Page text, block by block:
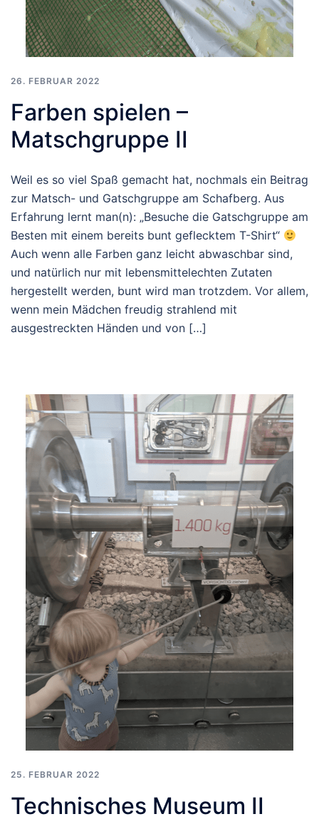
26. FEBRUAR 2022
Farben spielen –
Matschgruppe II
Weil es so viel Spaß gemacht hat, nochmals ein Beitrag
zur Matsch- und Gatschgruppe am Schafberg. Aus
Erfahrung lernt man(n): „Besuche die Gatschgruppe am
Besten mit einem bereits bunt geflecktem T-Shirt“
Auch wenn alle Farben ganz leicht abwaschbar sind,
und natürlich nur mit lebensmittelechten Zutaten
hergestellt werden, bunt wird man trotzdem. Vor allem,
wenn mein Mädchen freudig strahlend mit
ausgestreckten Händen und von […]
25. FEBRUAR 2022
Technisches Museum II